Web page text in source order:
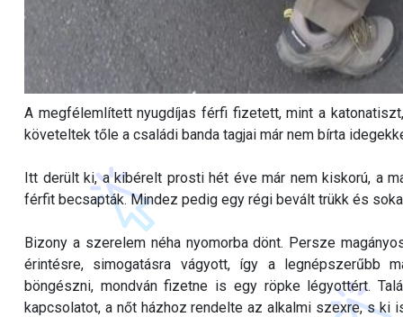
A megfélemlített nyugdíjas férfi fizetett, mint a
követeltek tőle a családi banda tagjai már nem bírta
Itt derült ki, a kibérelt prosti hét éve már nem kiskorú, a
férfit becsapták. Mindez pedig egy régi bevált trükk és
Bizony a szerelem néha nyomorba dönt. Persze
érintésre, simogatásra vágyott, így a legnépszerűbb
böngészni, mondván fizetne is egy röpke légyottért.
kapcsolatot, a nőt házhoz rendelte az alkalmi szexre, s ki